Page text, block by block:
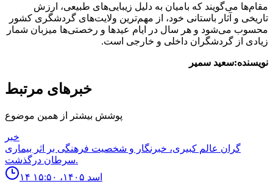
مقام‌ها می‌گویند که بامیان به دلیل زیبایی‌های طبیعی، ارزش
تاریخی و آثار باستانی خود، از مهم‌ترین ولایت‌های گردشگری کشور
محسوب می‌شود و هر سال در ایام عیدها و رخصتی‌ها میزبان شمار
زیادی از گردشگران داخلی و خارجی است.
نویسنده:سعید سمیر
خبرهای مرتبط
پوشش بیشتر از همین موضوع
خبر
گران عالم کبیری، خبرنگار و شخصیت فرهنگی بر اثر بیماری
سرطان درگذشت.
۱۴ اسد ۱۴۰۵، ۱۵:۵۰